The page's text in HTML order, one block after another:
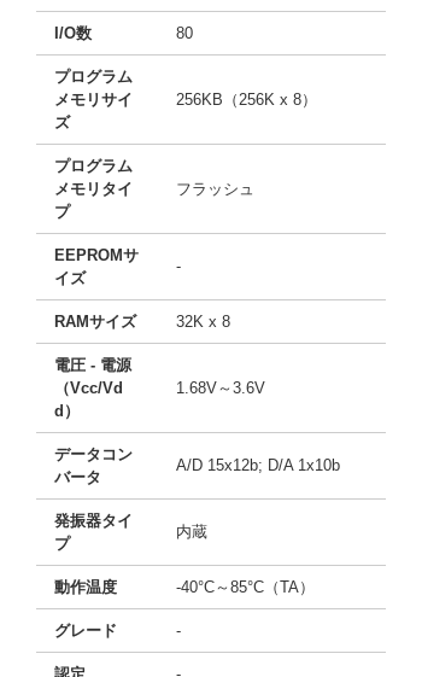
I/O数 80
プログラム
メモリサイ
ズ
256KB（256K x 8）
プログラム
メモリタイ
プ
フラッシュ
EEPROMサ
イズ
-
RAMサイズ 32K x 8
電圧 - 電源
（Vcc/Vd
d）
1.68V～3.6V
データコン
バータ
A/D 15x12b; D/A 1x10b
発振器タイ
プ
内蔵
動作温度 -40°C～85°C（TA）
グレード -